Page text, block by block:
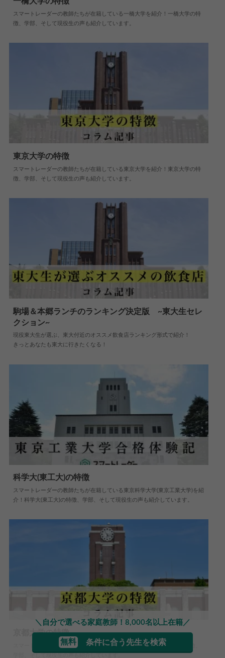
大学情報
スマートレーダーの教師たちが在籍している一橋大学を紹介！一橋大学の特
徴、学部、そして現役生の声も紹介しています。
大学情報
東京大学の特徴
スマートレーダーの教師たちが在籍している東京大学を紹介！東京大学の特
徴、学部、そして現役生の声も紹介しています。
駒場＆本郷ランチのランキング決定版 ~東大生セレ
クション~
現役東大生が選ぶ、東大付近のオススメ飲食店ランキング形式で紹介！
きっとあなたも東大に行きたくなる！
大学情報 2026.05.28
科学大(東工大)の特徴
スマートレーダーの教師たちが在籍している東京科学大学(東京工業大学)を紹
介！科学大(東工大)の特徴、学部、そして現役生の声も紹介しています。
大学情報 2019.05.07
京都大学の特徴
スマートレーダーの教師たちが在籍している京都大学を紹介！京大の特徴、
＼自分で選べる家庭教師！8,000名以上在籍／
無料 条件に合う先生を検索